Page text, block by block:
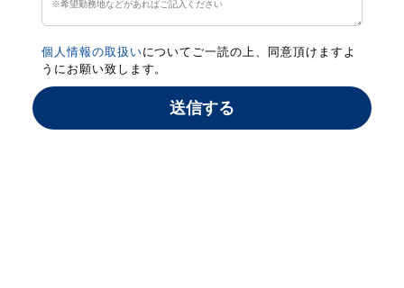
個人情報の取扱いについてご一読の上、同意頂けますよ
うにお願い致します。